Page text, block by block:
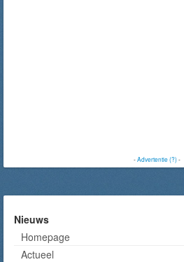
-Advertentie (?)-
Nieuws
Homepage
Actueel